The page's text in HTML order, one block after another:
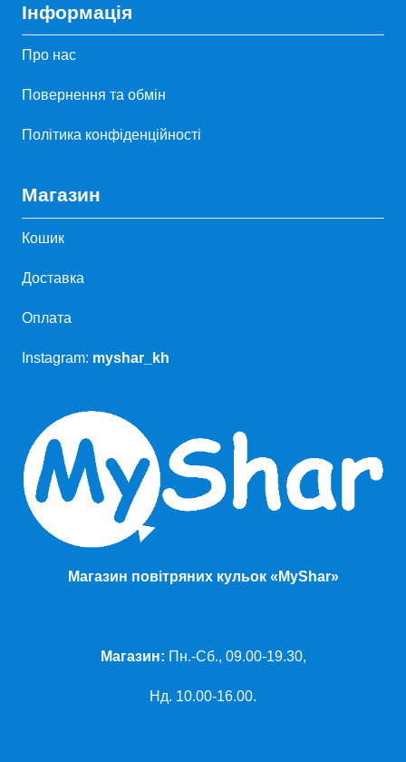
Інформація
Про нас
Повернення та обмін
Політика конфіденційності
Магазин
Кошик
Доставка
Оплата
Instagram: myshar_kh
Магазин повітряних кульок «MyShar»
Магазин: Пн.-Сб., 09.00-19.30,
Нд. 10.00-16.00.